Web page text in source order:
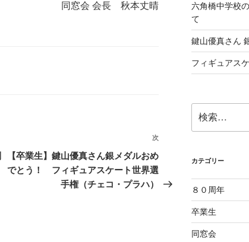
同窓会 会長 秋本丈晴
次
の
稿
次
【卒業生】鍵山優真さん銀メダルおめ
でとう！ フィギュアスケート世界選
手権（チェコ・プラハ）
六角橋中学校
て
鍵山優真さん
フィギュアス
索:
カテゴリー
８０周年
卒業生
同窓会